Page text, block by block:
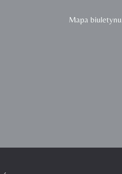
Mapa biuletynu